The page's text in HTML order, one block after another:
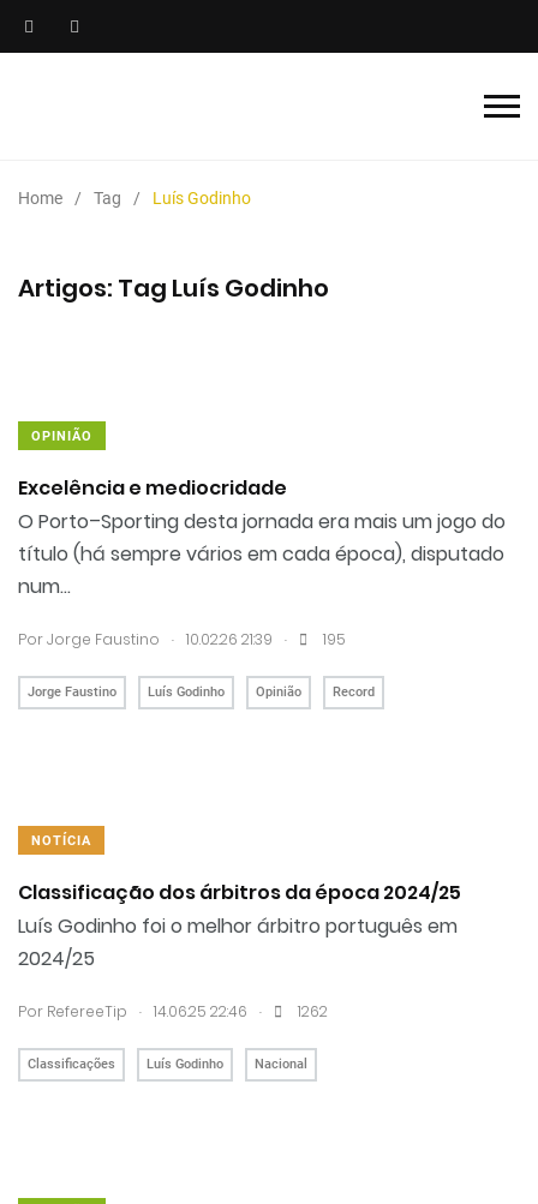
Home Tag Luís Godinho
Artigos: Tag Luís Godinho
OPINIÃO
Excelência e mediocridade
O Porto–Sporting desta jornada era mais um jogo do
título (há sempre vários em cada época), disputado
num...
PorJorge Faustino . 10.02.26 21:39 . 195
Jorge Faustino Luís Godinho Opinião Record
NOTÍCIA
Classificação dos árbitros da época 2024/25
Luís Godinho foi o melhor árbitro português em
2024/25
Por RefereeTip . 14.06.25 22:46 . 1262
Classificações Luís Godinho Nacional